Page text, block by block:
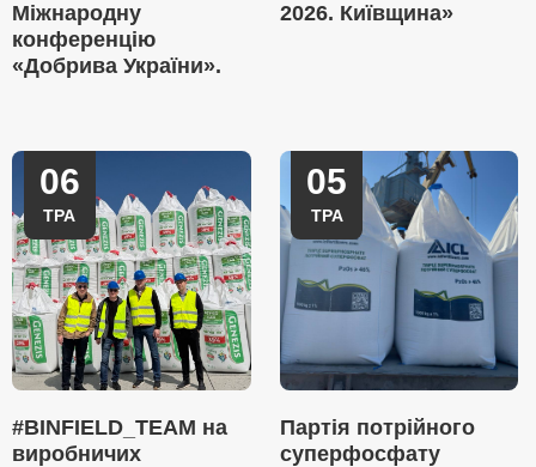
Міжнародну
конференцію
«Добрива України».
2026. Київщина»
06
ТРА
#BINFIELD_TEAM на
виробничих
05
ТРА
Партія потрійного
суперфосфату